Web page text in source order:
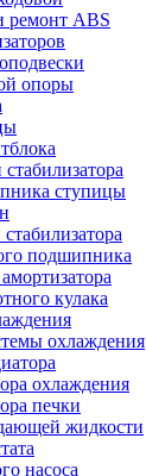
ремонт ABS
опоры
ступицы
подшипника
кулака
охлаждения
охлаждения
печки
жидкости
насоса